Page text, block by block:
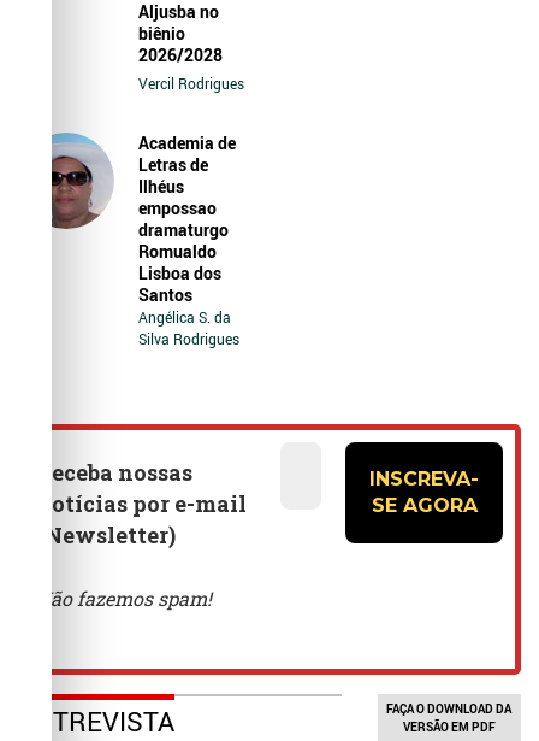
Aljusba no
biênio
2026/2028
Vercil Rodrigues
Academia de
Letras de
Ilhéus
empossao
dramaturgo
Romualdo
Lisboa dos
Santos
Angélica S. da
Silva Rodrigues
ENTREVISTA
FAÇA O DOWNLOAD DA
VERSÃO EM PDF